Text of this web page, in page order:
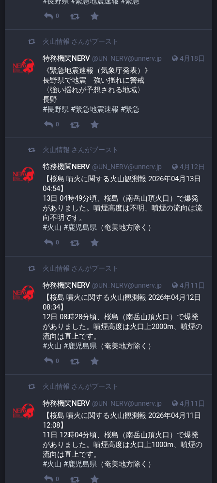
0
火山情報 さんがブースト
4月18日
特務機関NERV @UN_NERV@unnerv.jp
《緊急地震速報（気象庁発表）》
長野県で地震　強い揺れに警戒
〈強い揺れが予想される地域〉
長野
#長野県 #緊急地震速報 #緊急
0
火山情報 さんがブースト
4月12日
特務機関NERV @UN_NERV@unnerv.jp
【桜島 噴火に関する火山観測報 2026年04月13日
04:54】
13日 04時49分頃、桜島（南岳山頂火口）で爆発
がありました。噴煙高度は不明、噴煙の流向は流
向不明です。
#火山 #鹿児島県 （奄美地方除く）
0
火山情報 さんがブースト
4月11日
特務機関NERV @UN_NERV@unnerv.jp
【桜島 噴火に関する火山観測報 2026年04月12日
08:34】
12日 08時28分頃、桜島（南岳山頂火口）で爆発
がありました。噴煙高度は火口上2000m、噴煙の
流向は直上です。
#火山 #鹿児島県 （奄美地方除く）
0
火山情報 さんがブースト
4月11日
特務機関NERV @UN_NERV@unnerv.jp
【桜島 噴火に関する火山観測報 2026年04月11日
12:08】
11日 12時04分頃、桜島（南岳山頂火口）で爆発
がありました。噴煙高度は火口上1000m、噴煙の
流向は直上です。
#火山 #鹿児島県 （奄美地方除く）
0